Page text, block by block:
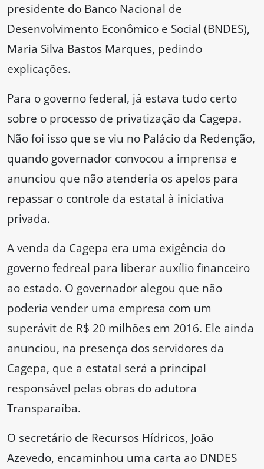
presidente do Banco Nacional de
Desenvolvimento Econômico e Social (BNDES),
Maria Silva Bastos Marques, pedindo
explicações.
Para o governo federal, já estava tudo certo
sobre o processo de privatização da Cagepa.
Não foi isso que se viu no Palácio da Redenção,
quando governador convocou a imprensa e
anunciou que não atenderia os apelos para
repassar o controle da estatal à iniciativa
privada.
A venda da Cagepa era uma exigência do
governo fedreal para liberar auxílio financeiro
ao estado. O governador alegou que não
poderia vender uma empresa com um
superávit de R$ 20 milhões em 2016. Ele ainda
anunciou, na presença dos servidores da
Cagepa, que a estatal será a principal
responsável pelas obras do adutora
Transparaíba.
O secretário de Recursos Hídricos, João
Azevedo, encaminhou uma carta ao DNDES